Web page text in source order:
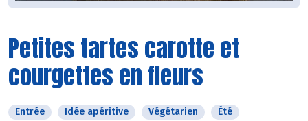
Petites tartes carotte et
courgettes en fleurs
Entrée Idée apéritive Végétarien Été